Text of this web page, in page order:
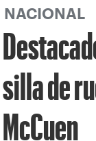
NACIONAL
silla de
McCuen